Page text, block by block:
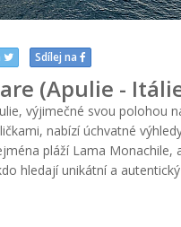
Sdílej na
(Apulie -
výjimečné svou polohou
nabízí úchvatné
pláží Lama Monachile,
hledají unikátní a